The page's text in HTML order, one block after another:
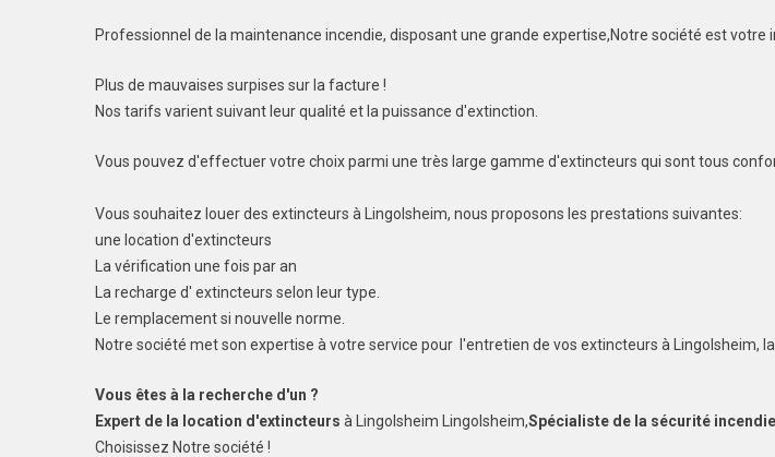
Professionnel de la maintenance incendie, disposant une grande expertise,Notre société est
Plus de mauvaises surpises sur la facture !
Nos tarifs varient suivant leur qualité et la puissance d'extinction.
Vous pouvez d'effectuer votre choix parmi une très large gamme d'extincteurs qui sont tous
Vous souhaitez louer des extincteurs à Lingolsheim, nous proposons les prestations suivantes:
une location d'extincteurs
La vérification une fois par an
La recharge d' extincteurs selon leur type.
Le remplacement si nouvelle norme.
Notre société met son expertise à votre service pour l'entretien de vos extincteurs à Lingolsheim,
Vous êtes à la recherche d'un ?
Expert de la location d'extincteurs à Lingolsheim Lingolsheim,Spécialiste de la sécurité incendie
Choisissez Notre société !